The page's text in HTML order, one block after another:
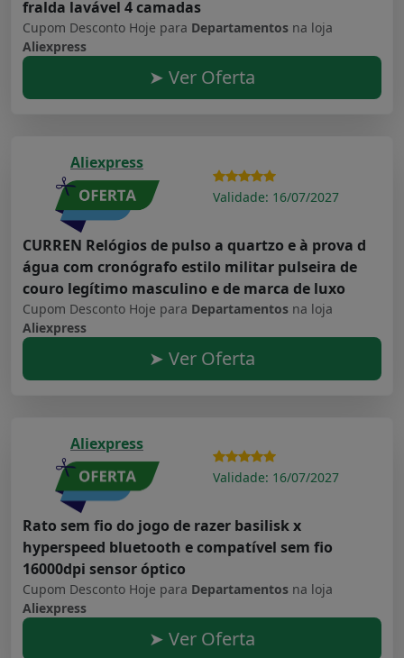
fralda lavável 4 camadas
Cupom Desconto Hoje para Departamentos na loja
Aliexpress
➤ Ver Oferta
Aliexpress
Validade: 16/07/2027
CURREN Relógios de pulso a quartzo e à prova d
água com cronógrafo estilo militar pulseira de
couro legítimo masculino e de marca de luxo
Cupom Desconto Hoje para Departamentos na loja
Aliexpress
➤ Ver Oferta
Aliexpress
Validade: 16/07/2027
Rato sem fio do jogo de razer basilisk x
hyperspeed bluetooth e compatível sem fio
16000dpi sensor óptico
Cupom Desconto Hoje para Departamentos na loja
Aliexpress
➤ Ver Oferta